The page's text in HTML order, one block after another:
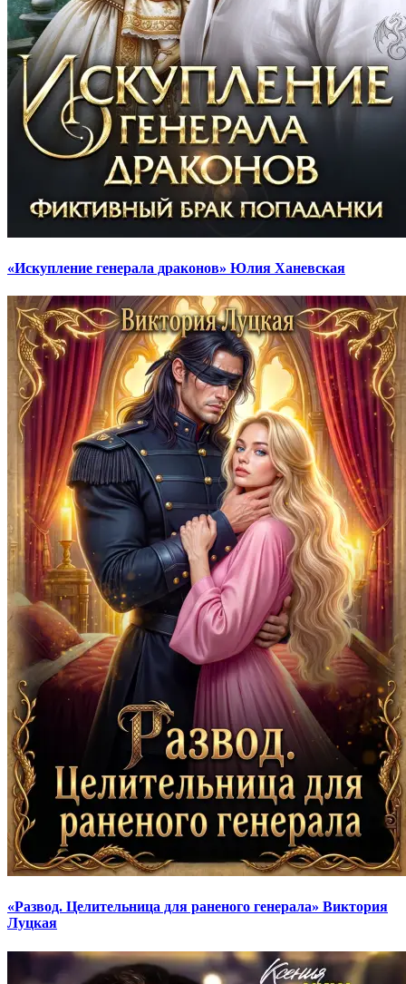
«Искупление генерала драконов» Юлия Ханевская
«Развод. Целительница для раненого генерала» Виктория
Луцкая